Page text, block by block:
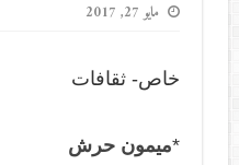
مايو 27, 2017
خاص- ثقافات
*ميمون حرش